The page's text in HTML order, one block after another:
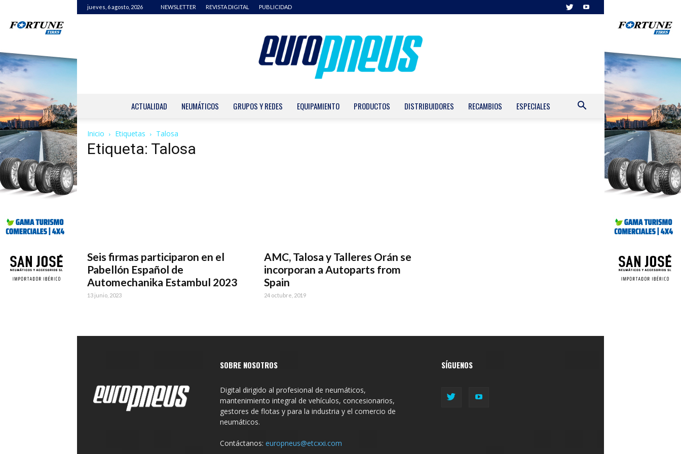
jueves, 6 agosto, 2026 NEWSLETTER REVISTA DIGITAL PUBLICIDAD
ACTUALIDAD NEUMÁTICOS GRUPOS Y REDES EQUIPAMIENTO PRODUCTOS DISTRIBUIDORES RECAMBIOS ESPECIALES
Inicio Etiquetas Talosa
Etiqueta: Talosa
Seis firmas participaron en el
Pabellón Español de
Automechanika Estambul 2023
13 junio, 2023
AMC, Talosa y Talleres Orán se
incorporan a Autoparts from
Spain
24 octubre, 2019
SOBRE NOSOTROS
Digital dirigido al profesional de neumáticos,
mantenimiento integral de vehículos, concesionarios,
gestores de flotas y para la industria y el comercio de
neumáticos.
Contáctanos: europneus@etcxxi.com
SÍGUENOS